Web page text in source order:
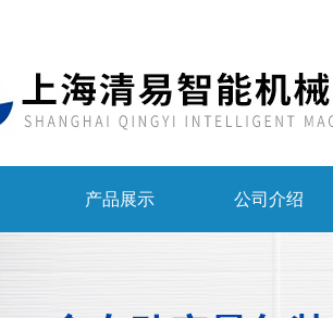
产品展示 公司介绍